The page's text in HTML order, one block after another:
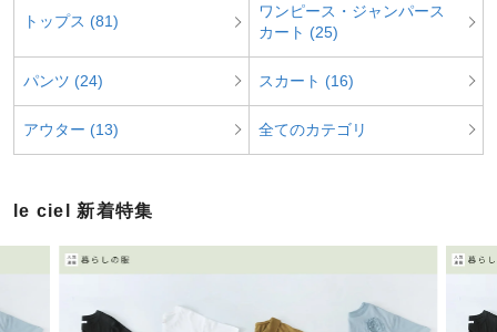
トップス (81)
ワンピース・ジャンパース
カート (25)
パンツ (24) スカート (16)
アウター (13) 全てのカテゴリ
le ciel 新着特集